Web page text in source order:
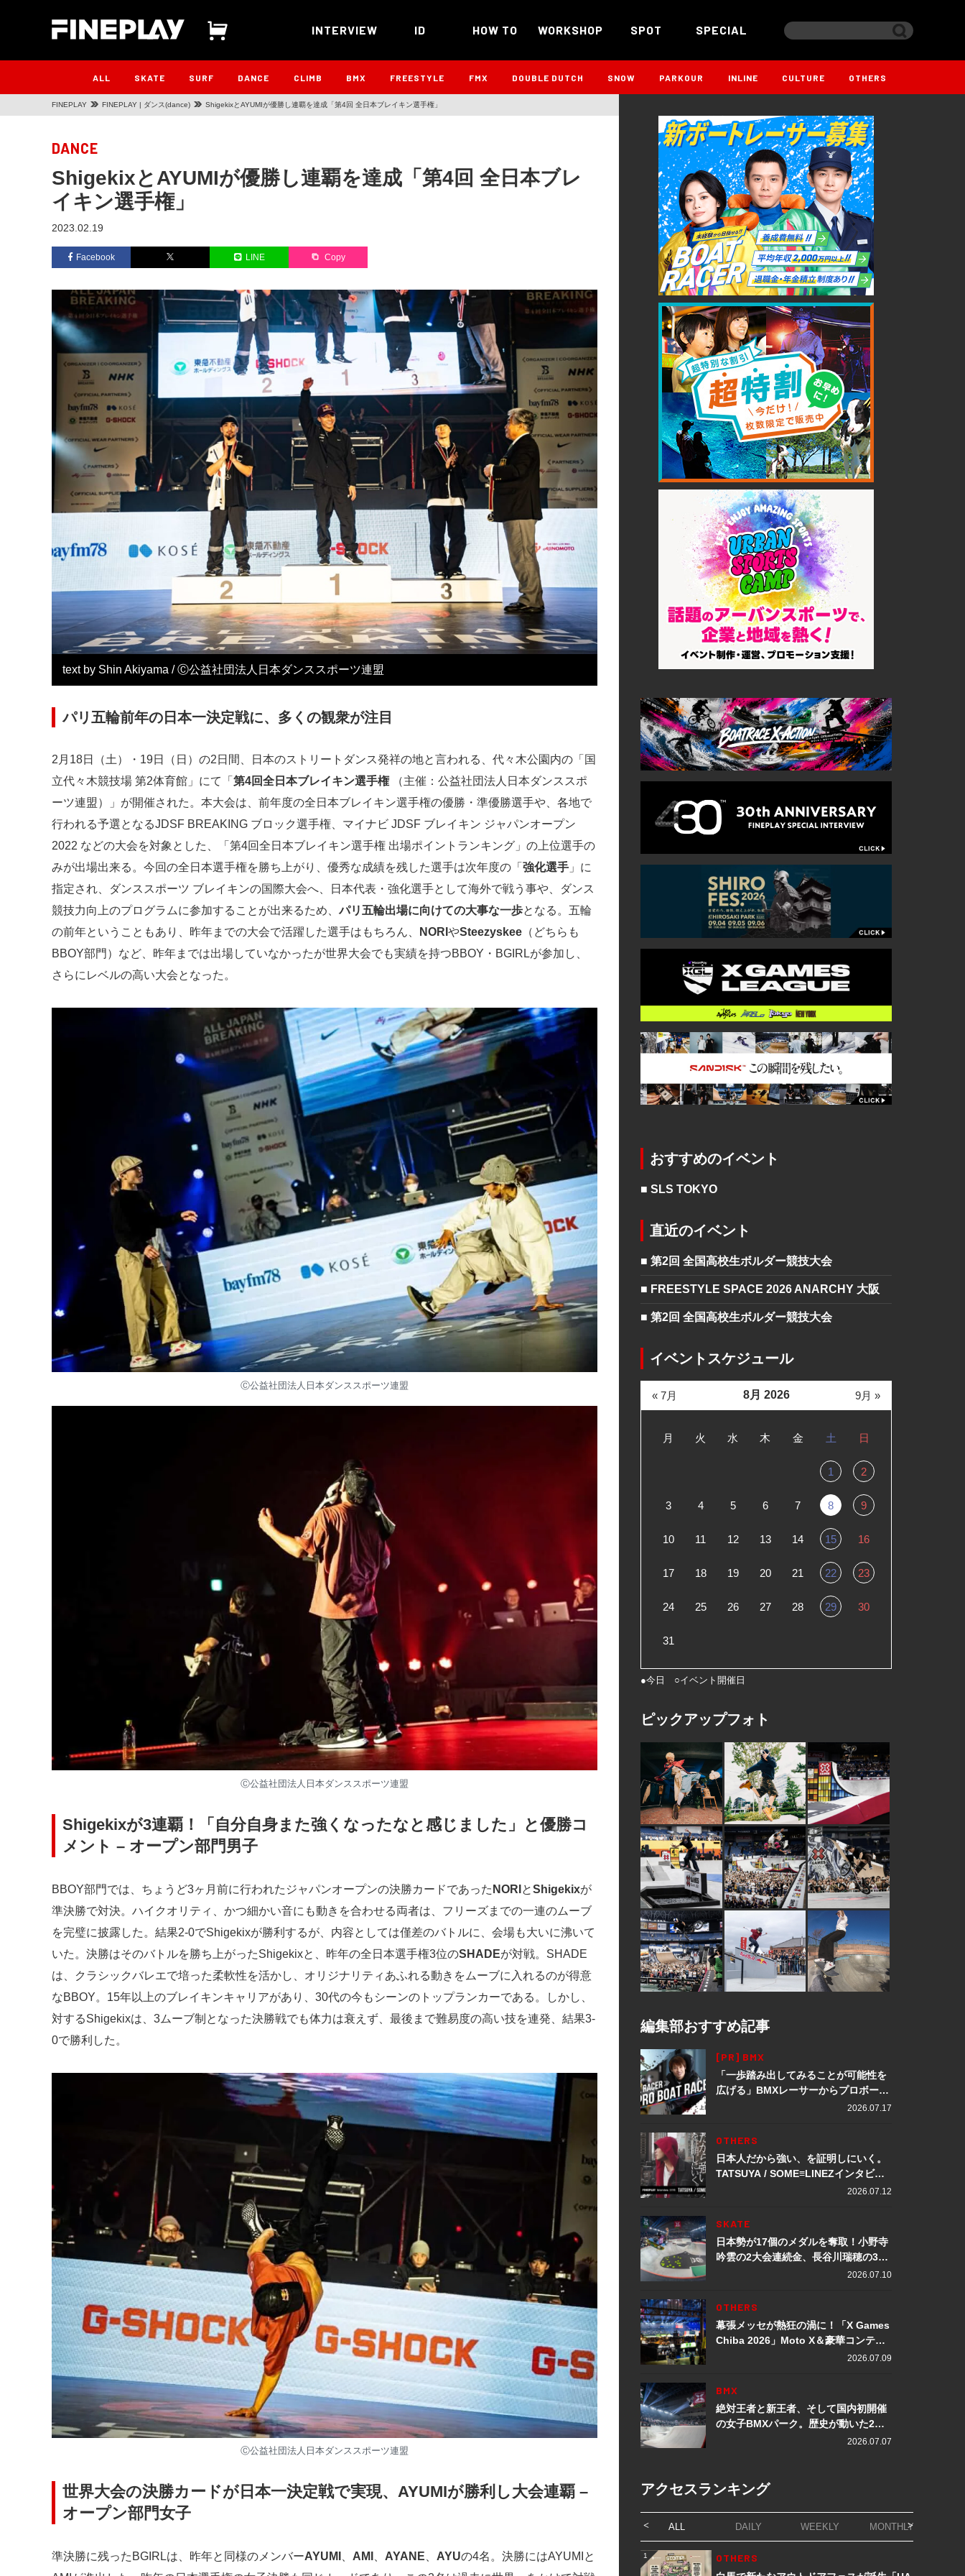
INTERVIEW ID HOW TO WORKSHOP SPOT SPECIAL
ALL SKATE SURF DANCE CLIMB BMX FREESTYLE FMX DOUBLE DUTCH SNOW PARKOUR INLINE CULTURE OTHERS
FINEPLAY FINEPLAY | ダンス(dance) ShigekixとAYUMIが優勝し連覇を達成「第4回 全日本ブレイキン選手権」
DANCE
ShigekixとAYUMIが優勝し連覇を達成「第4回 全日本ブレ
イキン選手権」
2023.02.19
Facebook LINE Copy
text by Shin Akiyama / Ⓒ公益社団法⼈⽇本ダンススポーツ連盟
パリ五輪前年の日本一決定戦に、多くの観衆が注目
2月18日（土）・19日（日）の2日間、日本のストリートダンス発祥の地と言われる、代々木公園内の「国
立代々木競技場 第2体育館」にて「 第4回全日本ブレイキン選手権
（主催：公益社団法人日本ダンススポ
ーツ連盟）」が開催された。本⼤会は、前年度の全⽇本ブレイキン選⼿権の優勝・準優勝選⼿や、各地で
行われる予選となるJDSF BREAKING ブロック選⼿権、マイナビ JDSF ブレイキン ジャパンオープン
2022 などの⼤会を対象とした、「第4回全⽇本ブレイキン選⼿権 出場ポイントランキング」の上位選⼿の
みが出場出来る。今回の全日本選手権を勝ち上がり、優秀な成績を残した選手は次年度の「 強化選手 」に
指定され、ダンススポーツ ブレイキンの国際大会へ、日本代表・強化選手として海外で戦う事や、ダンス
競技力向上のプログラムに参加することが出来るため、パリ五輪出場に向けての大事な一歩となる。五輪
の前年ということもあり、昨年までの大会で活躍した選手はもちろん、
NORI やSteezyskee （どちらも
BBOY部門）など、昨年までは出場していなかったが世界大会でも実績を持つBBOY・BGIRLが参加し、
さらにレベルの高い大会となった。
Ⓒ公益社団法⼈⽇本ダンススポーツ連盟
Ⓒ公益社団法⼈⽇本ダンススポーツ連盟
Shigekixが3連覇！「自分自身また強くなったなと感じました」と優勝コ
メント – オープン部門男子
BBOY部門では、ちょうど3ヶ月前に行われたジャパンオープンの決勝カードであった NORI とShigekixが
準決勝で対決。ハイクオリティ、かつ細かい音にも動きを合わせる両者は、フリーズまでの一連のムーブ
を完璧に披露した。結果2-0でShigekixが勝利するが、内容としては僅差のバトルに、会場も大いに沸いて
いた。決勝はそのバトルを勝ち上がったShigekixと、昨年の全日本選手権3位のSHADEが対戦。SHADE
は、クラシックバレエで培った柔軟性を活かし、オリジナリティあふれる動きをムーブに入れるのが得意
なBBOY。15年以上のブレイキンキャリアがあり、30代の今もシーンのトップランカーである。しかし、
対するShigekixは、3ムーブ制となった決勝戦でも体力は衰えず、最後まで難易度の高い技を連発、結果3-
0で勝利した。
Ⓒ公益社団法⼈⽇本ダンススポーツ連盟
世界大会の決勝カードが日本一決定戦で実現、AYUMIが勝利し大会連覇 –
オープン部門女子
準決勝に残ったBGIRLは、昨年と同様のメンバーAYUMI AMI AYANE AYUの4名。決勝にはAYUMIと
おすすめのイベント
■ SLS TOKYO
直近のイベント
■ 第2回 全国高校生ボルダー競技大会
■ FREESTYLE SPACE 2026 ANARCHY 大阪
■ 第2回 全国高校生ボルダー競技大会
イベントスケジュール
8月 2026
月 火 水 木 金 土 日
1 2
3 4 5 6 7 8 9
10 11 12 13 14 15 16
17 18 19 20 21 22 23
24 25 26 27 28 29 30
31
« 7月 9月 »
●今日 ○イベント開催日
ピックアップフォト
編集部おすすめ記事
[PR] BMX
「一歩踏み出してみることが可能性を
広げる」BMXレーサーからプロボート
レーサーへ転身。上田龍星が体現する
2026.07.17
OTHERS
日本人だから強い、を証明しにいく。
TATSUYA / SOME≡LINEZインタビュ
2026.07.12
SKATE
日本勢が17個のメダルを奪取！小野寺
吟雲の2大会連続金、長谷川瑞穂の3メ
ダル獲得など数々の快挙をプレイバッ
2026.07.10
OTHERS
幕張メッセが熱狂の渦に！「X Games
Chiba 2026」Moto X＆豪華コンテン
2026.07.09
BMX
絶対王者と新王者、そして国内初開催
の女子BMXパーク。歴史が動いた2日
2026.07.07
アクセスランキング
ALL DAILY WEEKLY MONTHLY
1 OTHERS